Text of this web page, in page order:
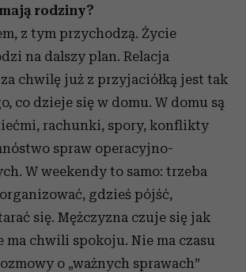
rodziny?
z tym przychodzą. Życie
na dalszy plan. Relacja
za chwilę już z przyjaciółką jest tak
co dzieje się w domu. W domu są
rachunki, spory, konflikty
spraw operacyjno-
W weekendy to samo: trzeba
gdzieś pójść,
się. Mężczyzna czuje się jak
ma chwili spokoju. Nie ma czasu
o „ważnych sprawach”